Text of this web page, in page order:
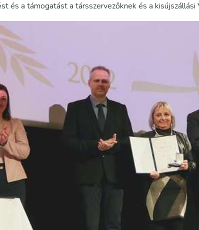
és a támogatást a társszervezőknek és a kisújszállási